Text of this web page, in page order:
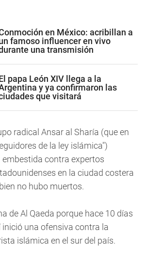
en México: acribillan a
famoso influencer en vivo
una transmisión
papa León XIV llega a la
y ya confirmaron las
que visitará
radical Ansar al Sharía (que en
de la ley islámica")
contra expertos
en la ciudad costera
no hubo muertos.
de Al Qaeda porque hace 10 días
inició una ofensiva contra la
islámica en el sur del país.